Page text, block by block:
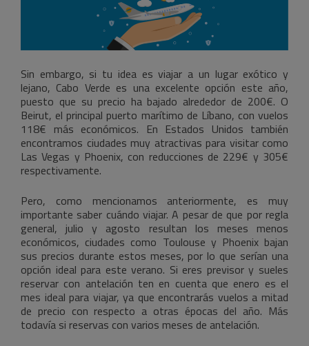
Sin embargo, si tu idea es viajar a un lugar exótico y
lejano, Cabo Verde es una excelente opción este año,
puesto que su precio ha bajado alrededor de 200€. O
Beirut, el principal puerto marítimo de Líbano, con vuelos
118€ más económicos. En Estados Unidos también
encontramos ciudades muy atractivas para visitar como
Las Vegas y Phoenix, con reducciones de 229€ y 305€
respectivamente.
Pero, como mencionamos anteriormente, es muy
importante saber cuándo viajar. A pesar de que por regla
general, julio y agosto resultan los meses menos
económicos, ciudades como Toulouse y Phoenix bajan
sus precios durante estos meses, por lo que serían una
opción ideal para este verano. Si eres previsor y sueles
reservar con antelación ten en cuenta que enero es el
mes ideal para viajar, ya que encontrarás vuelos a mitad
de precio con respecto a otras épocas del año. Más
todavía si reservas con varios meses de antelación.